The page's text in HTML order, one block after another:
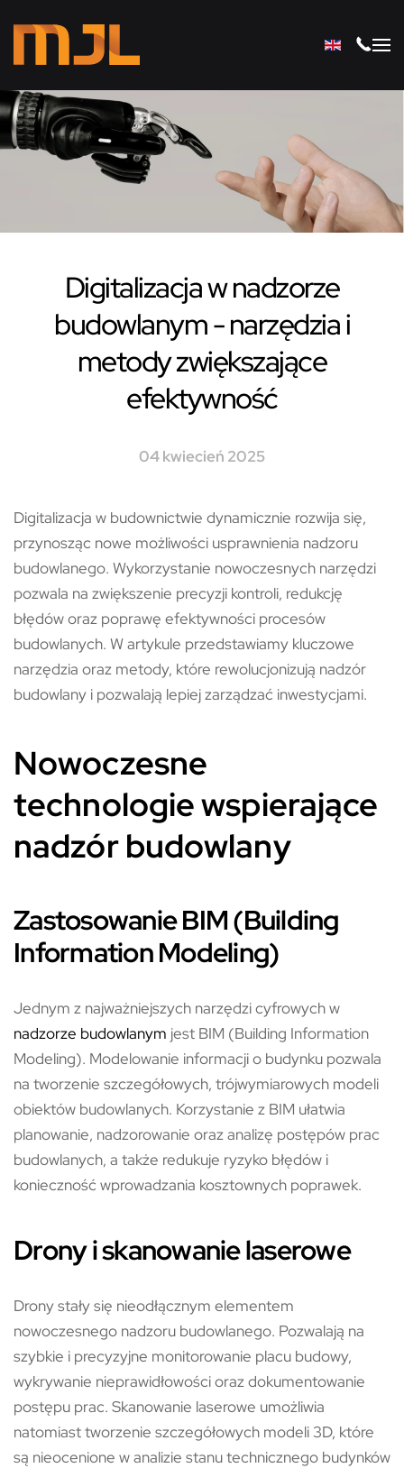
Przejdź do głównej treści
Digitalizacja w nadzorze
budowlanym - narzędzia i
metody zwiększające
efektywność
04 kwiecień 2025
Digitalizacja w budownictwie dynamicznie rozwija się,
przynosząc nowe możliwości usprawnienia nadzoru
budowlanego. Wykorzystanie nowoczesnych narzędzi
pozwala na zwiększenie precyzji kontroli, redukcję
błędów oraz poprawę efektywności procesów
budowlanych. W artykule przedstawiamy kluczowe
narzędzia oraz metody, które rewolucjonizują nadzór
budowlany i pozwalają lepiej zarządzać inwestycjami.
Nowoczesne
technologie wspierające
nadzór budowlany
Zastosowanie BIM (Building
Information Modeling)
Jednym z najważniejszych narzędzi cyfrowych w
nadzorze budowlanym jest BIM (Building Information
Modeling). Modelowanie informacji o budynku pozwala
na tworzenie szczegółowych, trójwymiarowych modeli
obiektów budowlanych. Korzystanie z BIM ułatwia
planowanie, nadzorowanie oraz analizę postępów prac
budowlanych, a także redukuje ryzyko błędów i
konieczność wprowadzania kosztownych poprawek.
Drony i skanowanie laserowe
Drony stały się nieodłącznym elementem
nowoczesnego nadzoru budowlanego. Pozwalają na
szybkie i precyzyjne monitorowanie placu budowy,
wykrywanie nieprawidłowości oraz dokumentowanie
postępu prac. Skanowanie laserowe umożliwia
natomiast tworzenie szczegółowych modeli 3D, które
są nieocenione w analizie stanu technicznego budynków